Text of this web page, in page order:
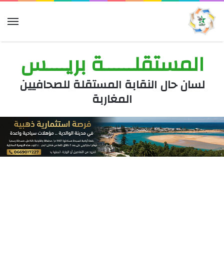
المستقلــــــة بريــــس
لسان حال النقابة المستقلة للصحافيين
المغاربة